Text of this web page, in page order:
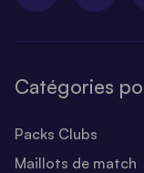
Catégories
Packs Clubs
Maillots de match